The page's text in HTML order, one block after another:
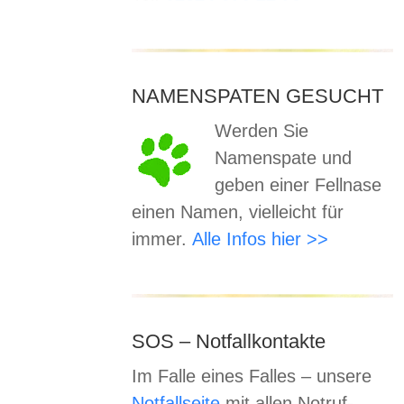
NAMENSPATEN GESUCHT
Werden Sie
Namenspate und
geben einer Fellnase
einen Namen, vielleicht für
immer. Alle Infos hier >>
SOS – Notfallkontakte
Im Falle eines Falles – unsere